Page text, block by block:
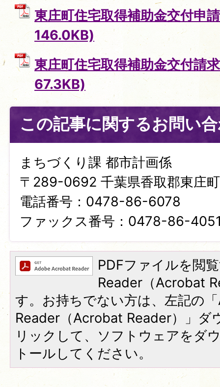
東庄町住宅取得補助金交付申
146.0KB)
東庄町住宅取得補助金交付請
67.3KB)
この記事に関するお問い
まちづくり課 都市計画係
〒289-0692 千葉県香取郡東庄
電話番号：0478-86-6078
ファックス番号：0478-86-
PDFファイルを閲
Reader（Acrobat
す。お持ちでない方は、左記の
Reader（Acrobat Reader）」ダ
リックして、ソフトウェアをダ
トールしてください。